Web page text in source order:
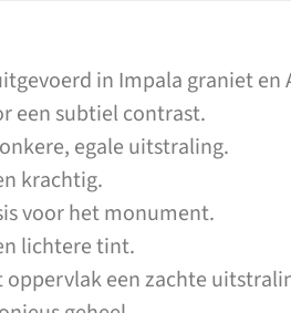
in Impala graniet en
een subtiel contrast.
egale uitstraling.
krachtig.
voor het monument.
lichtere tint.
een zachte